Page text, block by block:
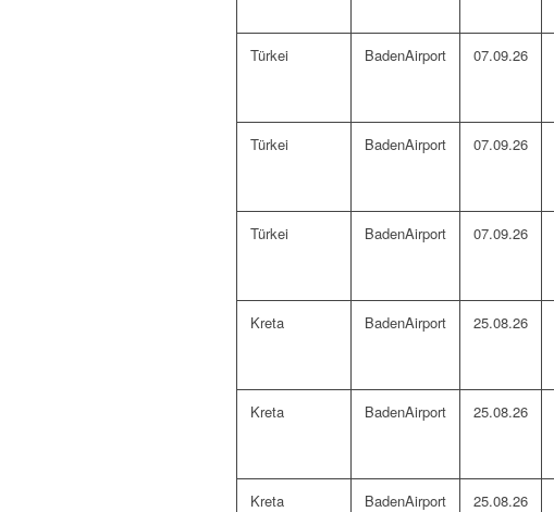
Türkei BadenAirport 07.09.26
Türkei BadenAirport 07.09.26
Türkei BadenAirport 07.09.26
Kreta BadenAirport 25.08.26
Kreta BadenAirport 25.08.26
Kreta BadenAirport 25.08.26